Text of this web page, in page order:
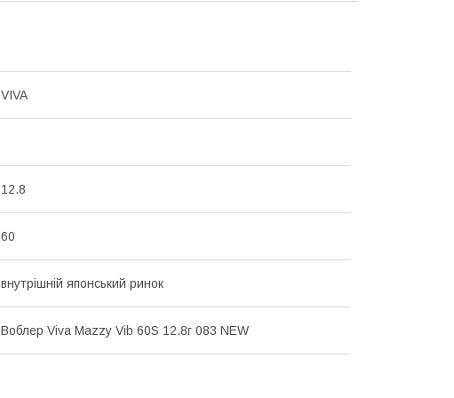
VIVA
12.8
60
внутрішній японський ринок
Воблер Viva Mazzy Vib 60S 12.8г 083 NEW